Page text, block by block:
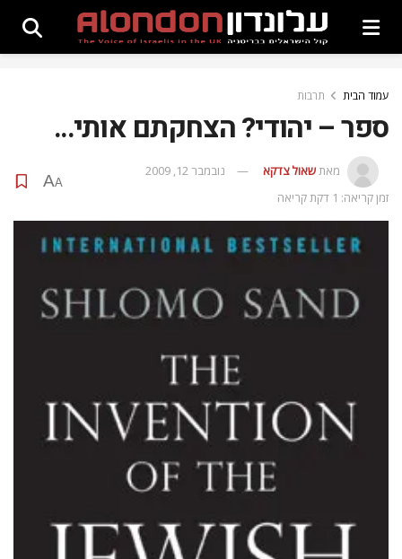
עמוד הבית תרבות
ספר – יהודי? הצחקתם אותי…
מאתשאול צדקא
נובמבר 12, 2009
זמן קריאה: 1 דקת קריאה
A
A